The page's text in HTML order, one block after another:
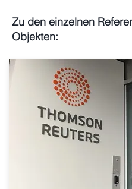
Zu den einzelnen
Objekten: